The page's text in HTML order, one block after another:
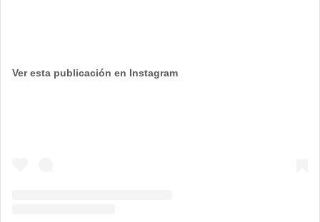
Ver esta publicación en Instagram